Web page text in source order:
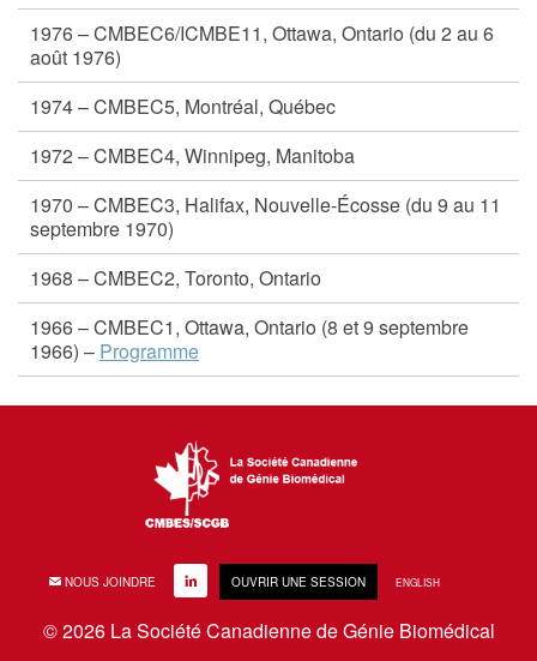
1976 – CMBEC6/ICMBE11, Ottawa, Ontario (du 2 au 6
août 1976)
1974 – CMBEC5, Montréal, Québec
1972 – CMBEC4, Winnipeg, Manitoba
1970 – CMBEC3, Halifax, Nouvelle-Écosse (du 9 au 11
septembre 1970)
1968 – CMBEC2, Toronto, Ontario
1966 – CMBEC1, Ottawa, Ontario (8 et 9 septembre
1966) – Programme
EMAILNOUS JOINDRE LINKEDIN OUVRIR UNE SESSION ENGLISH
© 2026 La Société Canadienne de Génie Biomédical